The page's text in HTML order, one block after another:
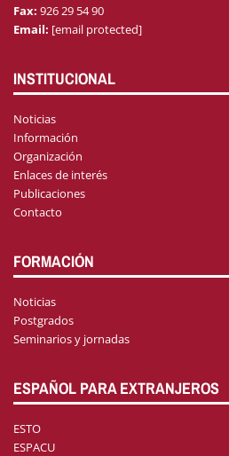
Fax: 926 29 54 90
Email: [email protected]
INSTITUCIONAL
Noticias
Información
Organización
Enlaces de interés
Publicaciones
Contacto
FORMACIÓN
Noticias
Postgrados
Seminarios y jornadas
ESPAÑOL PARA EXTRANJEROS
ESTO
ESPACU